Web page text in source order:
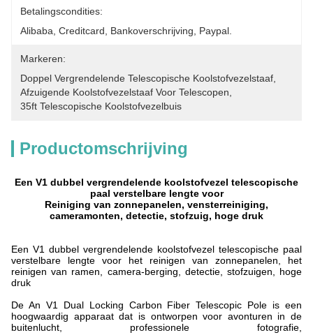
Betalingscondities:
Alibaba, Creditcard, Bankoverschrijving, Paypal.
Markeren:
Doppel Vergrendelende Telescopische Koolstofvezelstaaf
Afzuigende Koolstofvezelstaaf Voor Telescopen
35ft Telescopische Koolstofvezelbuis
Productomschrijving
Een V1 dubbel vergrendelende koolstofvezel telescopische
paal verstelbare lengte voor
Reiniging van zonnepanelen, vensterreiniging,
cameramonten, detectie, stofzuig, hoge druk
Een V1 dubbel vergrendelende koolstofvezel telescopische paal
verstelbare lengte voor het reinigen van zonnepanelen, het
reinigen van ramen, camera-berging, detectie, stofzuigen, hoge
druk
De An V1 Dual Locking Carbon Fiber Telescopic Pole is een
hoogwaardig apparaat dat is ontworpen voor avonturen in de
buitenlucht, professionele fotografie,